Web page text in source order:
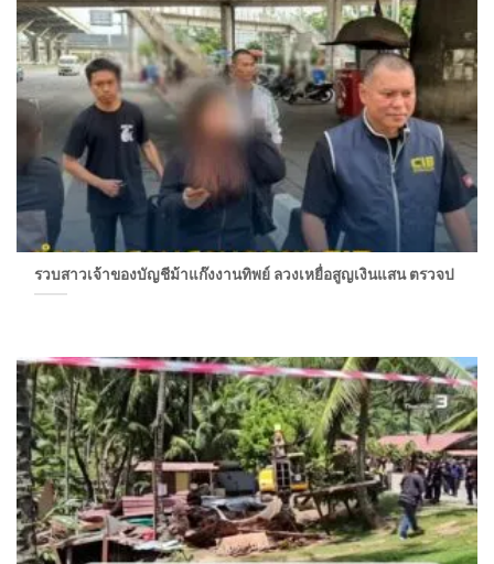
รวบสาวเจ้าของบัญชีม้าแก๊งงานทิพย์ ลวงเหยื่อสูญเงินแสน ตรวจป